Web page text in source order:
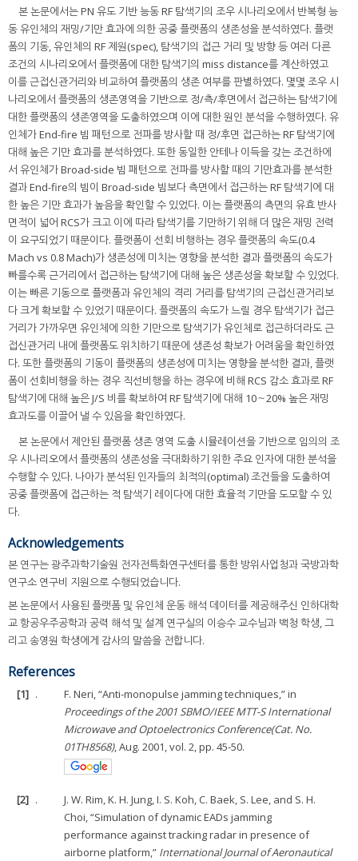
본 논문에서는 PN 유도 기반 능동 RF 탐색기의 조우 시나리오에서 반복형 능
동 유인체의 재밍/기만 효과에 의한 공중 플랫폼의 생존성을 분석하였다. 플랫
폼의 기동, 유인체의 RF 제원(spec), 탐색기의 접근 거리 및 방향 등 여러 다른
조건의 시나리오에서 플랫폼에 대한 탐색기의 miss distance를 계산하였고
이를 근접신관거리와 비교하여 플랫폼의 생존 여부를 판별하였다. 몇몇 조우 시
나리오에서 플랫폼의 생존영역을 기반으로 정/측/후면에서 접근하는 탐색기에
대한 플랫폼의 생존영역을 도출하였으며 이에 대한 원인 분석을 수행하였다. 유
인체가 End-fire 빔 패턴으로 전파를 방사할 때 정/후면 접근하는 RF 탐색기에
대해 높은 기만 효과를 분석하였다. 또한 동일한 안테나 이득을 갖는 조건하에
서 유인체가 Broad-side 빔 패턴으로 전파를 방사할 때의 기만효과를 분석한
결과 End-fire의 빔이 Broad-side 빔보다 측면에서 접근하는 RF 탐색기에 대
한 높은 기만 효과가 높음을 확인할 수 있었다. 이는 플랫폼의 측면의 유효 반사
면적이 넓어 RCS가 크고 이에 따라 탐색기를 기만하기 위해 더 많은 재밍 전력
이 요구되었기 때문이다. 플랫폼이 선회 비행하는 경우 플랫폼의 속도(0.4
Mach vs 0.8 Mach)가 생존성에 미치는 영향을 분석한 결과 플랫폼의 속도가
빠를수록 근거리에서 접근하는 탐색기에 대해 높은 생존성을 확보할 수 있었다.
이는 빠른 기동으로 플랫폼과 유인체의 격리 거리를 탐색기의 근접신관거리보
다 크게 확보할 수 있었기 때문이다. 플랫폼의 속도가 느릴 경우 탐색기가 접근
거리가 가까우면 유인체에 의한 기만으로 탐색기가 유인체로 접근하더라도 근
접신관거리 내에 플랫폼도 위치하기 때문에 생존성 확보가 어려움을 확인하였
다. 또한 플랫폼의 기동이 플랫폼의 생존성에 미치는 영향을 분석한 결과, 플랫
폼이 선회비행을 하는 경우 직선비행을 하는 경우에 비해 RCS 감소 효과로 RF
탐색기에 대해 높은 J/S 비를 확보하여 RF 탐색기에 대해 10～20% 높은 재밍
효과도를 이끌어 낼 수 있음을 확인하였다.
본 논문에서 제안된 플랫폼 생존 영역 도출 시뮬레이션을 기반으로 임의의 조
우 시나리오에서 플랫폼의 생존성을 극대화하기 위한 주요 인자에 대한 분석을
수행할 수 있다. 나아가 분석된 인자들의 최적의(optimal) 조건들을 도출하여
공중 플랫폼에 접근하는 적 탐색기 레이다에 대한 효율적 기만을 도모할 수 있
다.
Acknowledgements
본 연구는 광주과학기술원 전자전특화연구센터를 통한 방위사업청과 국방과학
연구소 연구비 지원으로 수행되었습니다.
본 논문에서 사용된 플랫폼 및 유인체 운동 해석 데이터를 제공해주신 인하대학
교 항공우주공학과 공력 해석 및 설계 연구실의 이승수 교수님과 백청 학생, 그
리고 송영원 학생에게 감사의 말씀을 전합니다.
References
[1] .
F. Neri, “Anti-monopulse jamming techniques,” in
Proceedings of the 2001 SBMO/IEEE MTT-S International
Microwave and Optoelectronics Conference(Cat. No.
01TH8568), Aug. 2001, vol. 2, pp. 45-50.
[2] .
J. W. Rim, K. H. Jung, I. S. Koh, C. Baek, S. Lee, and S. H.
Choi, “Simulation of dynamic EADs jamming
performance against tracking radar in presence of
airborne platform,” International Journal of Aeronautical